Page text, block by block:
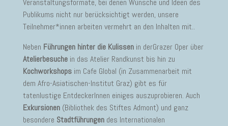
Veranstaltungsformate, bei denen Wünsche und Ideen des
Publikums nicht nur berücksichtigt werden, unsere
Teilnehmer*innen arbeiten vermehrt an den Inhalten mit..
Neben Führungen hinter die Kulissenin derGrazer Oper über
Atelierbesuchein das Atelier Randkunst bis hin zu
Kochworkshopsim Cafe Global (in Zusammenarbeit mit
dem Afro-Asiatischen-Institut Graz) gibt es für
tatenlustige EntdeckerInnen einiges auszuprobieren. Auch
Exkursionen(Bibliothek des Stiftes Admont) und ganz
besondere Stadtführungendes Internationalen